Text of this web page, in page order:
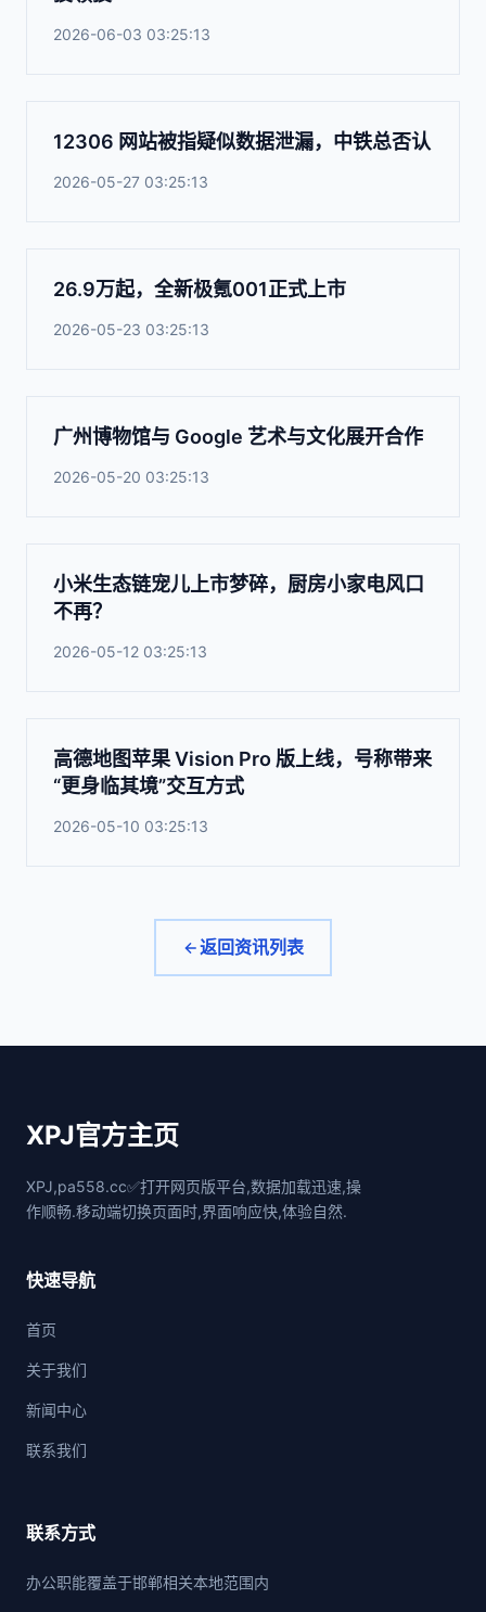
2026-06-03 03:25:13
12306 网站被指疑似数据泄漏，中铁总否认
2026-05-27 03:25:13
26.9万起，全新极氪001正式上市
2026-05-23 03:25:13
广州博物馆与 Google 艺术与文化展开合作
2026-05-20 03:25:13
小米生态链宠儿上市梦碎，厨房小家电风口
不再？
2026-05-12 03:25:13
高德地图苹果 Vision Pro 版上线，号称带来
“更身临其境”交互方式
2026-05-10 03:25:13
返回资讯列表
XPJ官方主页
XPJ,pa558.cc✅打开网页版平台,数据加载迅速,操
作顺畅.移动端切换页面时,界面响应快,体验自然.
快速导航
首页
关于我们
新闻中心
联系我们
联系方式
办公职能覆盖于邯郸相关本地范围内